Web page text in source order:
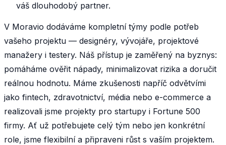
váš dlouhodobý partner.
V Moravio dodáváme kompletní týmy podle potřeb
vašeho projektu — designéry, vývojáře, projektové
manažery i testery. Náš přístup je zaměřený na byznys:
pomáháme ověřit nápady, minimalizovat rizika a doručit
reálnou hodnotu. Máme zkušenosti napříč odvětvími
jako fintech, zdravotnictví, média nebo e-commerce a
realizovali jsme projekty pro startupy i Fortune 500
firmy. Ať už potřebujete celý tým nebo jen konkrétní
role, jsme flexibilní a připraveni růst s vaším projektem.